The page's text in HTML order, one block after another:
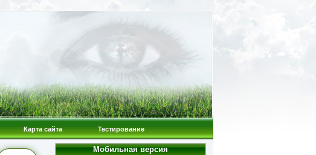
Карта сайта Тестирование
Мобильная версия